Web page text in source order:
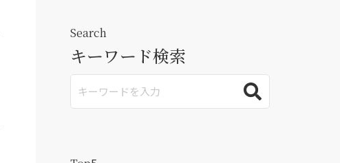
Search
キーワード検索